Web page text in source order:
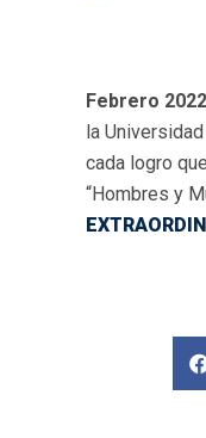
Febrero
la
cada logro
“Hombres y